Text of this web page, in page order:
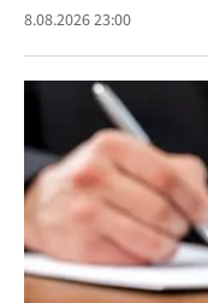
8.08.2026 23:00